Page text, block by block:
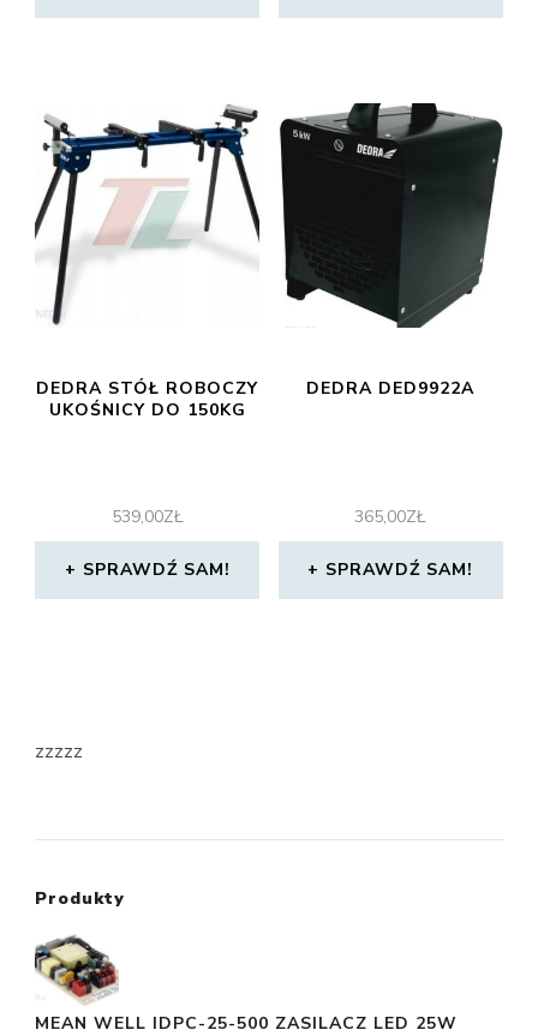
DEDRA STÓŁ ROBOCZY
UKOŚNICY DO 150KG
539,00ZŁ
SPRAWDŹ SAM!
DEDRA DED9922A
365,00ZŁ
SPRAWDŹ SAM!
zzzzz
Produkty
MEAN WELL IDPC-25-500 ZASILACZ LED 25W